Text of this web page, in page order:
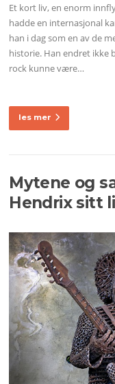
Et kort liv, en enorm
hadde en internasjonal
han i dag som en av de
historie. Han endret ikke
rock kunne være…
les mer
Mytene og
Hendrix sitt